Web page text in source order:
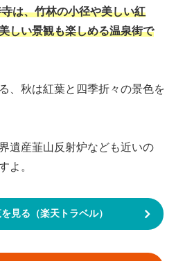
は、竹林の小径や美しい紅
しい景観も楽しめる温泉街で
、秋は紅葉と四季折々の景色を
遺産韮山反射炉なども近いの
よ。
見る（楽天トラベル）